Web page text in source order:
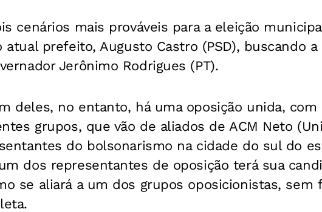
cenários mais prováveis para a eleição
atual prefeito, Augusto Castro (PSD), buscando
Jerônimo Rodrigues (PT).
deles, no entanto, há uma oposição unida,
grupos, que vão de aliados de ACM Neto
do bolsonarismo na cidade do sul do
dos representantes de oposição terá sua
se aliará a um dos grupos oposicionistas, sem